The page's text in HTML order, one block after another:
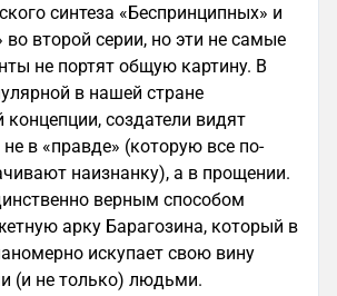
синтеза «Беспринципных» и
во второй серии, но эти не самые
не портят общую картину. В
в нашей стране
концепции, создатели видят
в «правде» (которую все по-
наизнанку), а в прощении.
верным способом
арку Барагозина, который в
искупает свою вину
(и не только) людьми.